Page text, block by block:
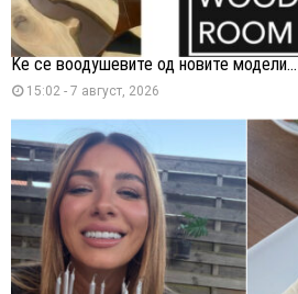
Ќе се воодушевите од новите модели...
15:02 - 7 август, 2026